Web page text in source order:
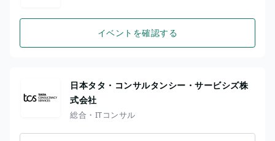
イベントを確認する
日本タタ・コンサルタンシー・サービシズ株
式会社
総合・ITコンサル